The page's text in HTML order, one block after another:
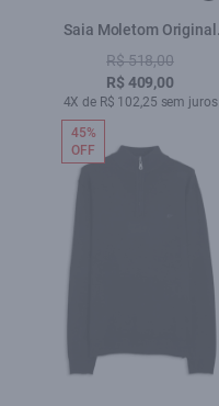
Saia Moletom Original
Emma Pink
R$ 518,00
R$ 409,00
4X de R$ 102,25 sem juros
45%
OFF